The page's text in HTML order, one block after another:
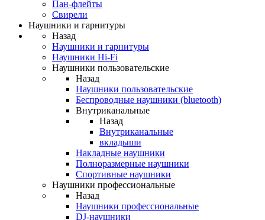
Пан-флейты
Свирели
Наушники и гарнитуры
Назад
Наушники и гарнитуры
Наушники Hi-Fi
Наушники пользовательские
Назад
Наушники пользовательские
Беспроводные наушники (bluetooth)
Внутриканальные
Назад
Внутриканальные
вкладыши
Накладные наушники
Полноразмерные наушники
Спортивные наушники
Наушники профессиональные
Назад
Наушники профессиональные
DJ-наушники